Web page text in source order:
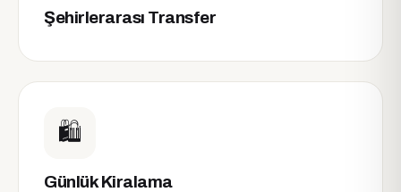
Şehirlerarası Transfer
🛍️
Günlük Kiralama